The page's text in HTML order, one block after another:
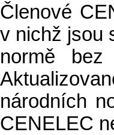
Členové
v nichž jsou
normě bez
národních
CENELEC